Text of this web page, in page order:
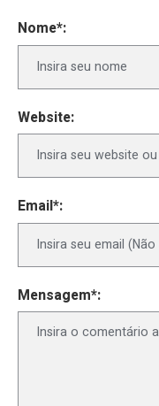
Nome*:
Website:
Email*:
Mensagem*: